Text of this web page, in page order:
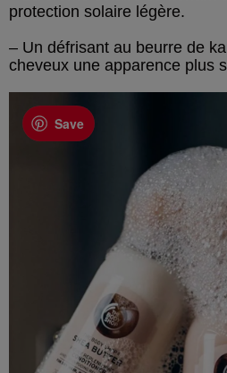
protection solaire légère.
– Un défrisant au beurre de
cheveux une apparence plus
Save